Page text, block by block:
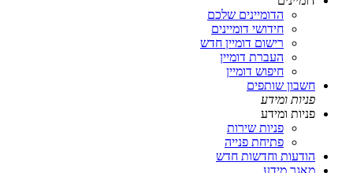
הדומיינים שלכם
חידושי דומיינים
רישום דומיין חדש
העברת דומיין
חיפוש דומיין
חשבון שותפים
פניות ומידע
פניות ומידע
פניות שירות
פתיחת פנייה
הודעות וחדשות חדש
מאגר מידע